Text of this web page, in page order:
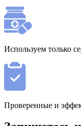
Используем только
Проверенные и